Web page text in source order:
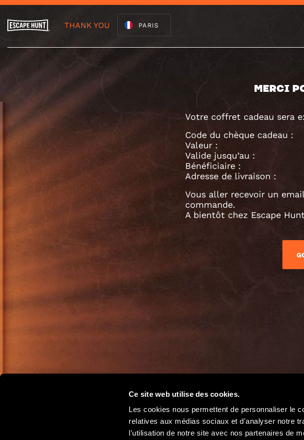
Ce site web utilise des cookies.
Les cookies nous permettent de personnaliser le
relatives aux médias sociaux et d'analyser notre
l'utilisation de notre site avec nos partenaires de
THANK YOU PARIS
MERCI
Votre coffret cadeau sera
Code du chèque cadeau :
Valeur :
Valide jusqu’au :
Bénéficiaire :
Adresse de livraison :
Vous aller recevoir un
commande.
A bientôt chez Escape